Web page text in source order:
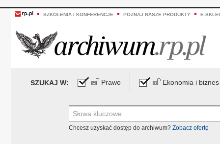
SZKOLENIA I KONFERENCJE POZNAJ NASZE PRODUKTY E-
SZUKAJ W: Prawo Ekonomia i biznes
Chcesz uzyskać dostęp do archiwum? Zobacz ofertę